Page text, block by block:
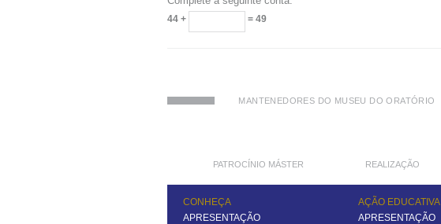
44 + = 49
MANTENEDORES DO MUSEU DO ORATÓRIO
PATROCÍNIO MÁSTER REALIZAÇÃO
CONHEÇA
APRESENTAÇÃO
AÇÃO EDUCATIVA
APRESENTAÇÃO